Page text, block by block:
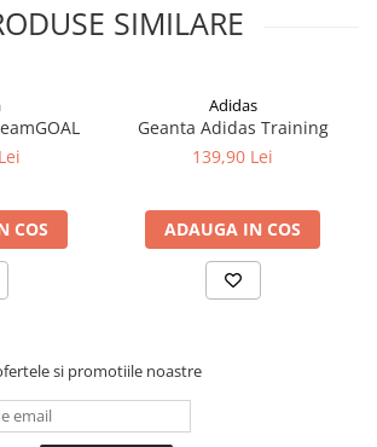
SIMILARE
COS
Adidas
Geanta Adidas Training
139,90 Lei
ADAUGA IN COS
si promotiile noastre